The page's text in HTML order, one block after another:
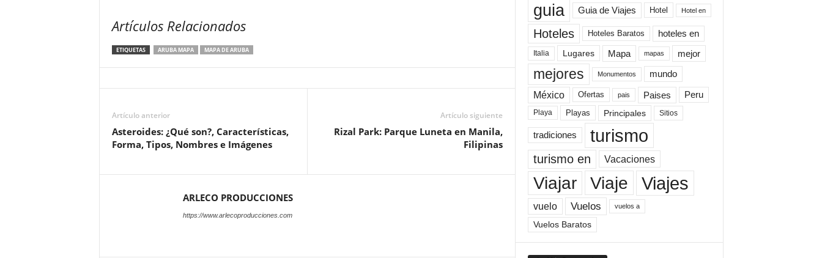
Artículos Relacionados
ETIQUETAS ARUBA MAPA MAPA DE ARUBA
Artículo anterior
Asteroides: ¿Qué son?, Características,
Forma, Tipos, Nombres e Imágenes
Artículo siguiente
Rizal Park: Parque Luneta en Manila,
Filipinas
ARLECO PRODUCCIONES
https://www.arlecoproducciones.com
guia Guia de Viajes Hotel Hotel en
Hoteles Hoteles Baratos hoteles en
Italia Lugares Mapa mapas mejor
mejores Monumentos mundo
México Ofertas pais Paises Peru
Playa Playas Principales Sitios
tradiciones turismo
turismo en Vacaciones
Viajar Viaje Viajes
vuelo Vuelos vuelos a
Vuelos Baratos